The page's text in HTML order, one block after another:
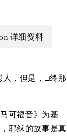
详细资料
人，但是，□终那
可福音》为基
耶稣的故事是真